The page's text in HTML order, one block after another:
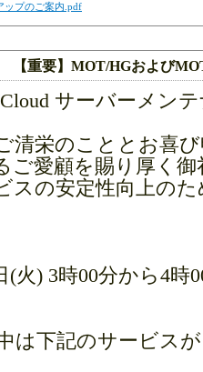
ップのご案内.pdf
重要】MOT/HGおよび
Cloud サーバーメン
清栄のこととお喜
ご愛顧を賜り厚く
スの安定性向上の
(火) 3時00分から4時
は下記のサービス